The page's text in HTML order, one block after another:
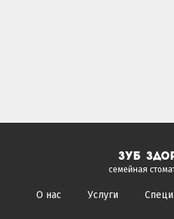
зуб
семейная
О нас Услуги